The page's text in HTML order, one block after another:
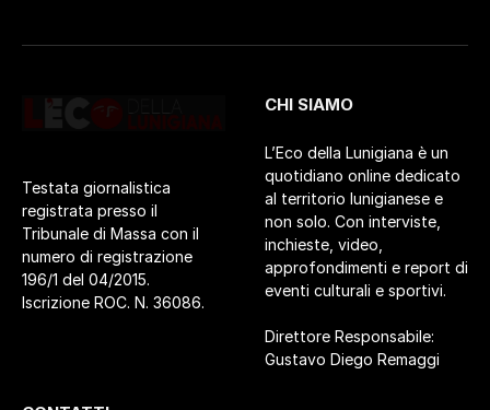
Testata giornalistica
registrata presso il
Tribunale di Massa con il
numero di registrazione
196/1 del 04/2015.
Iscrizione ROC. N. 36086.
CHI SIAMO
L’Eco della Lunigiana è un
quotidiano online dedicato
al territorio lunigianese e
non solo. Con interviste,
inchieste, video,
approfondimenti e report di
eventi culturali e sportivi.
Direttore Responsabile:
Gustavo Diego Remaggi